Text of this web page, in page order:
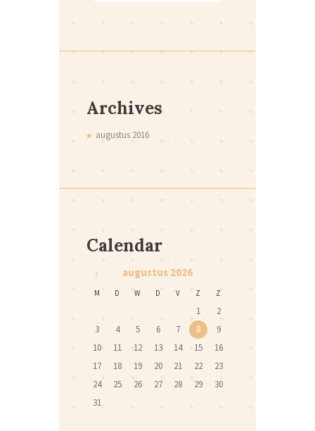
Archives
augustus 2016
Calendar
augustus 2026
M D W D V Z Z
1
2
3
4 5 6 7 8
9
10
11 12 13 14 15
16
17
18 19 20 21 22
23
24
25 26 27 28 29
30
31